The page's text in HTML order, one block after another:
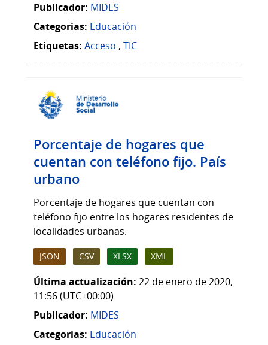
Publicador: MIDES
Categorias: Educación
Etiquetas: Acceso , TIC
Porcentaje de hogares que
cuentan con teléfono fijo. País
urbano
Porcentaje de hogares que cuentan con
teléfono fijo entre los hogares residentes de
localidades urbanas.
JSON CSV XLSX XML
Última actualización: 22 de enero de 2020,
11:56 (UTC+00:00)
Publicador: MIDES
Categorias: Educación